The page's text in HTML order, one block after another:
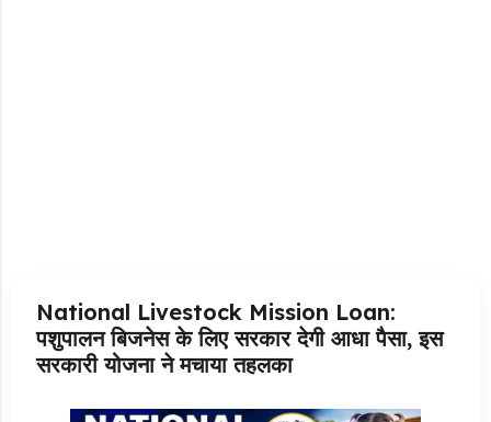
National Livestock Mission Loan:
पशुपालन बिजनेस के लिए सरकार देगी आधा पैसा, इस
सरकारी योजना ने मचाया तहलका